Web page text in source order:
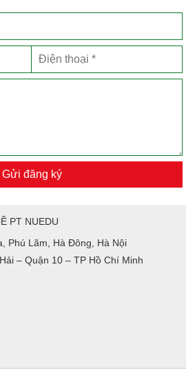
Gửi đăng ký
PT NUEDU
Phú Lãm, Hà Đông, Hà Nội
– Quận 10 – TP Hồ Chí Minh